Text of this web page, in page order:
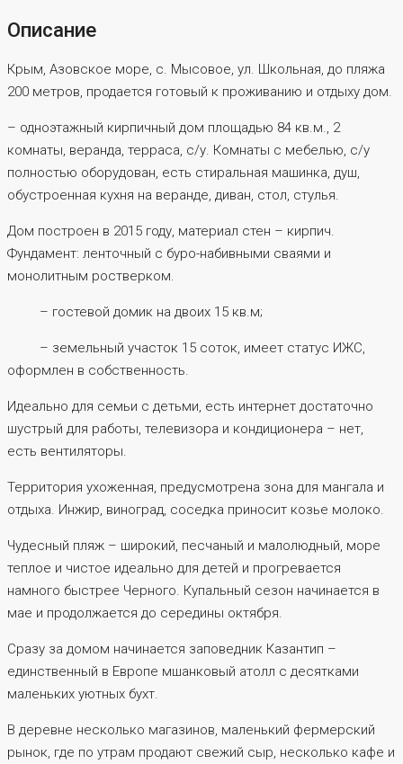
Описание
Крым, Азовское море, с. Мысовое, ул. Школьная, до пляжа
200 метров, продается готовый к проживанию и отдыху дом.
– одноэтажный кирпичный дом площадью 84 кв.м., 2
комнаты, веранда, терраса, с/у. Комнаты с мебелью, с/у
полностью оборудован, есть стиральная машинка, душ,
обустроенная кухня на веранде, диван, стол, стулья.
Дом построен в 2015 году, материал стен – кирпич.
Фундамент: ленточный с буро-набивными сваями и
монолитным ростверком.
– гостевой домик на двоих 15 кв.м;
– земельный участок 15 соток, имеет статус ИЖС,
оформлен в собственность.
Идеально для семьи с детьми, есть интернет достаточно
шустрый для работы, телевизора и кондиционера – нет,
есть вентиляторы.
Территория ухоженная, предусмотрена зона для мангала и
отдыха. Инжир, виноград, соседка приносит козье молоко.
Чудесный пляж – широкий, песчаный и малолюдный, море
теплое и чистое идеально для детей и прогревается
намного быстрее Черного. Купальный сезон начинается в
мае и продолжается до середины октября.
Сразу за домом начинается заповедник Казантип –
единственный в Европе мшанковый атолл с десятками
маленьких уютных бухт.
В деревне несколько магазинов, маленький фермерский
рынок, где по утрам продают свежий сыр, несколько кафе и